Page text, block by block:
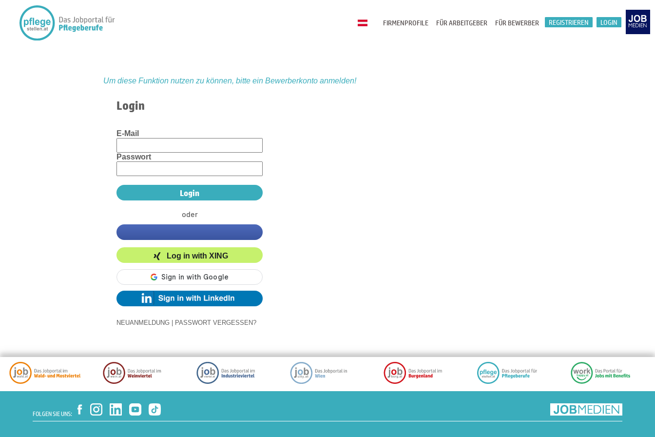
LOGIN
REGISTRIEREN
FÜR BEWERBER
FÜR ARBEITGEBER
FIRMENPROFILE
Um diese Funktion nutzen zu können, bitte ein Bewerberkonto anmelden!
Login
E-Mail
Passwort
oder
Log in with XING
NEUANMELDUNG PASSWORT VERGESSEN?
FOLGEN SIE UNS: